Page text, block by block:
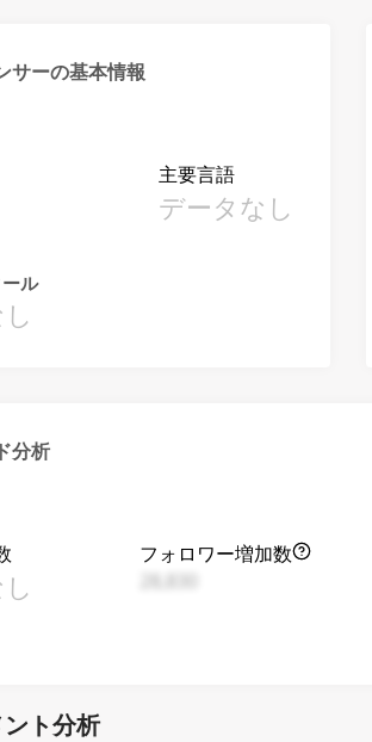
サーの基本情報
主要言語
データなし
ル
分析
フォロワー増加数
ト分析